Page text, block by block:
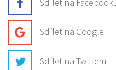
Sdílet na Google
Sdílet na Twitteru